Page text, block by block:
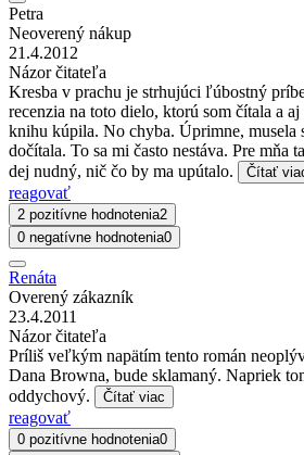
Petra
Neoverený nákup
21.4.2012
Názor čitateľa
Kresba v prachu je strhujúci ľúbostný
recenzia na toto dielo, ktorú som čítala a
knihu kúpila. No chyba. Úprimne, musela
dočítala. To sa mi často nestáva. Pre mňa
dej nudný, nič čo by ma upútalo.
Čítať
reagovať
2 pozitívne hodnotenia2
0 negatívne hodnotenia0
Renáta
Overený zákazník
23.4.2011
Názor čitateľa
Príliš veľkým napätím tento román
Dana Browna, bude sklamaný. Napriek
oddychový.
Čítať viac
reagovať
0 pozitívne hodnotenia0